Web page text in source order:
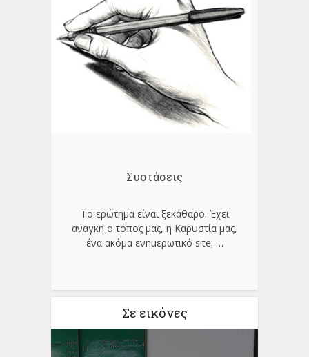
Συστάσεις
Το ερώτημα είναι ξεκάθαρο. Έχει
ανάγκη ο τόπος μας, η Καρυστία μας,
ένα ακόμα ενημερωτικό site; …
Σε εικόνες